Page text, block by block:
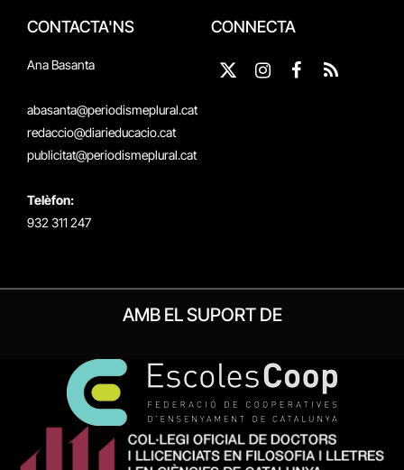
CONTACTA'NS
Ana Basanta
abasanta@periodismeplural.cat
redaccio@diarieducacio.cat
publicitat@periodismeplural.cat
Telèfon:
932 311 247
CONNECTA
X
Instagram
Facebook
RSS
AMB EL SUPORT DE